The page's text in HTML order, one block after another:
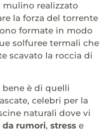
realizzato
la forza del torrente
formate in modo
solfuree termali che
scavato la roccia di
è di quelli
celebri per la
naturali dove vi
da rumori, stress e